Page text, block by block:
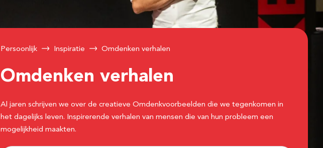
Persoonlijk Inspiratie Omdenken verhalen
Omdenken verhalen
Al jaren schrijven we over de creatieve Omdenkvoorbeelden die we tegenkomen in
het dagelijks leven. Inspirerende verhalen van mensen die van hun probleem een
mogelijkheid maakten.